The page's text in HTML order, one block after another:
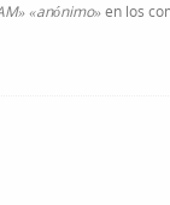
«anónimo»en los